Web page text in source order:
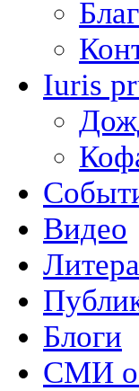
Iuris
Видео
Блоги
СМИ о